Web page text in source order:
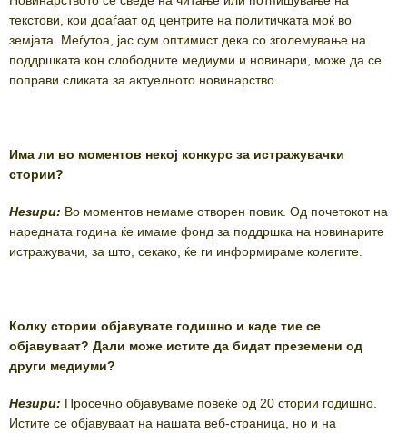
текстови, кои доаѓаат од центрите на политичката моќ во
земјата. Меѓутоа, јас сум оптимист дека со зголемување на
поддршката кон слободните медиуми и новинари, може да се
поправи сликата за актуелното новинарство.
Има ли во моментов некој конкурс за истражувачки
стории?
Незири: Во моментов немаме отворен повик. Од почетокот на
наредната година ќе имаме фонд за поддршка на новинарите
истражувачи, за што, секако, ќе ги информираме колегите.
Колку стории објавувате годишно и каде тие се
објавуваат? Дали може истите да бидат преземени од
други медиуми?
Незири: Просечно објавуваме повеќе од 20 стории годишно.
Истите се објавуваат на нашата веб-страница, но и на